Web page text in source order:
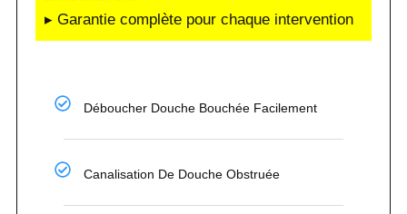
▸ Garantie complète pour chaque intervention
Déboucher Douche Bouchée Facilement
Canalisation De Douche Obstruée